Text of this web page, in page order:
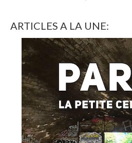
ARTICLES A LA UNE: